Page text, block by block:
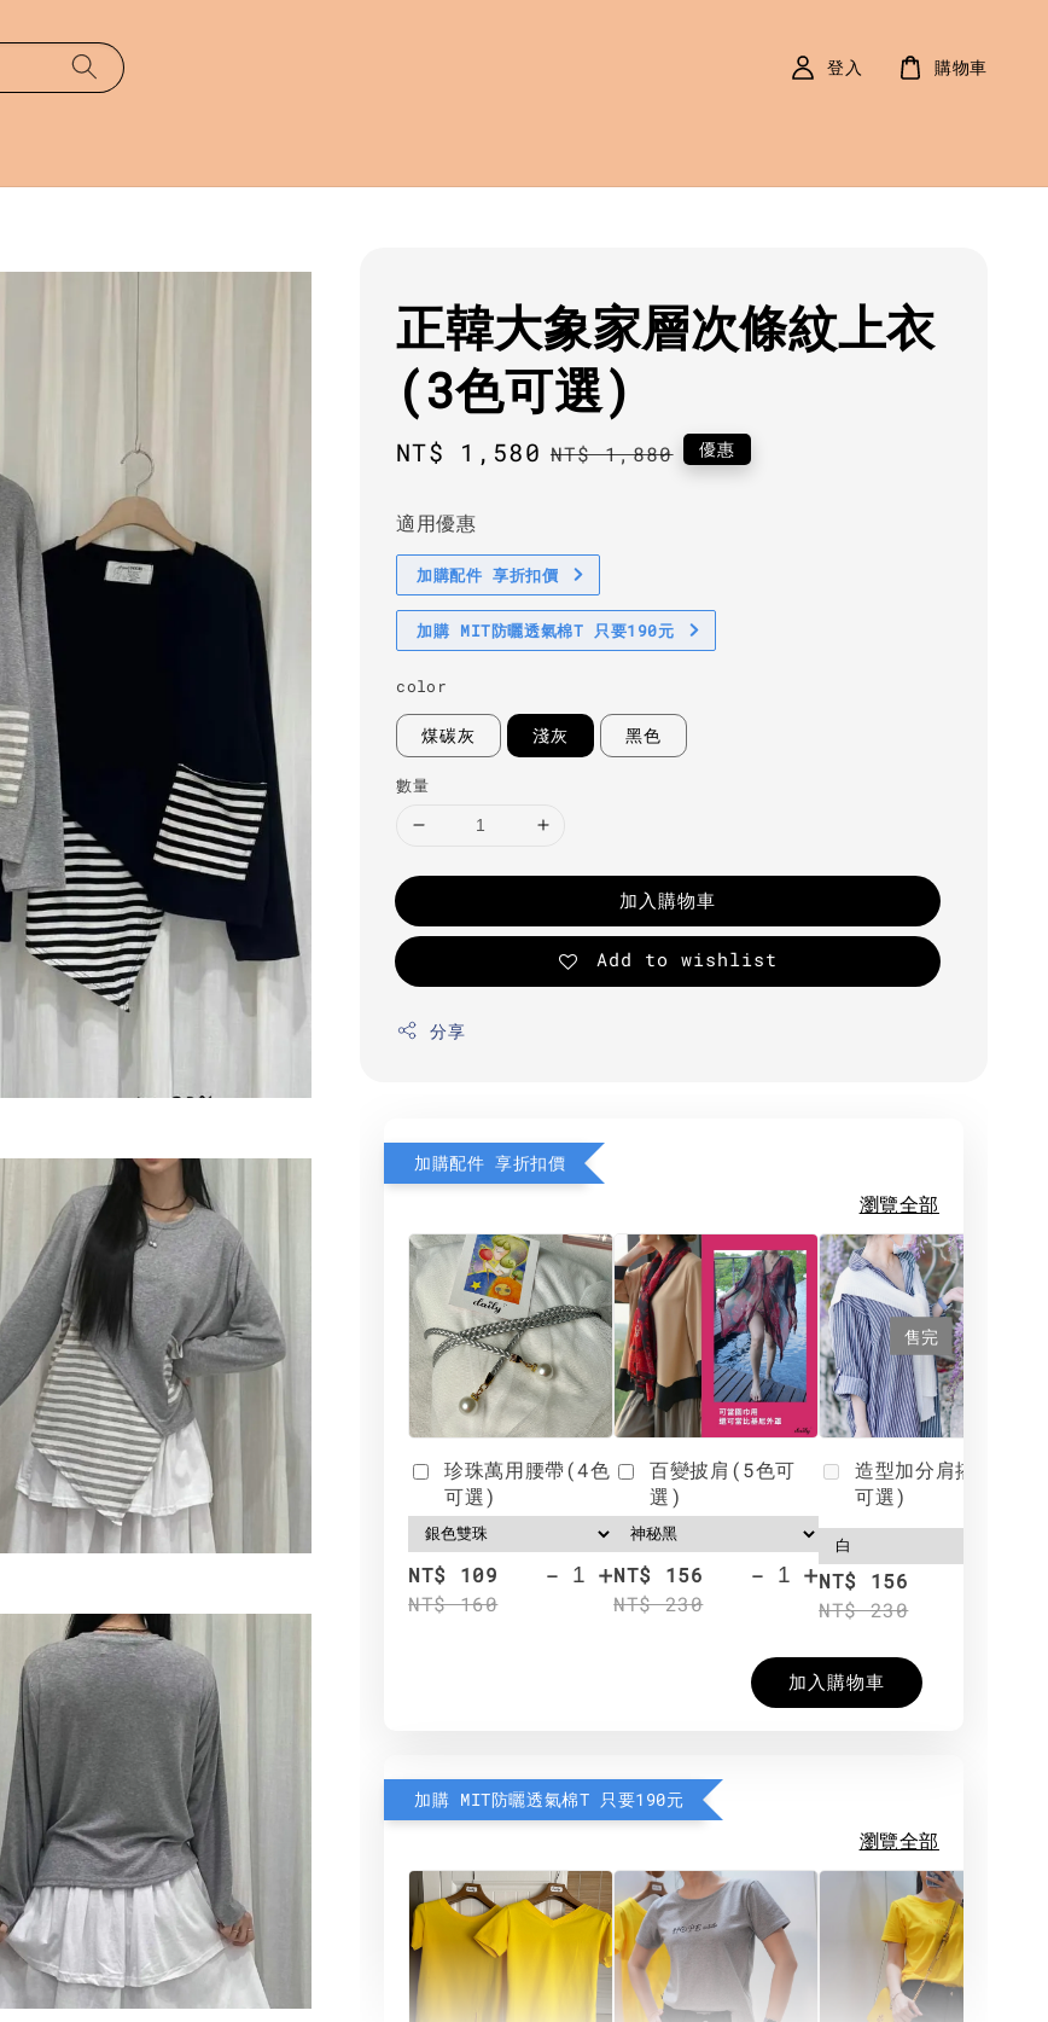
登入 購物車
正韓大象家層次條紋上衣
(3色可選)
Sale
NT$ 1,580 Regular
NT$ 1,880 優惠
適用優惠
加購配件 享折扣價
加購 MIT防曬透氣棉T 只要190元
color
煤碳灰 淺灰 黑色
數量
加入購物車
Add to wishlist
分享
加購配件 享折扣價
瀏覽全部
珍珠萬用腰帶(4色
可選)
NT$ 109
NT$ 160
- +
百變披肩(5色可
選)
NT$ 156
NT$ 230
- +
售完
造型加分肩搭(4色
可選)
NT$ 156
NT$ 230
加入購物車
加購 MIT防曬透氣棉T 只要190元
瀏覽全部